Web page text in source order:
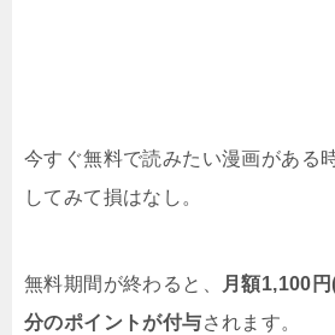
今すぐ無料で読みたい漫画がある
してみて損はなし。
無料期間が終わると、
月額1,100
分のポイントが付与されます。